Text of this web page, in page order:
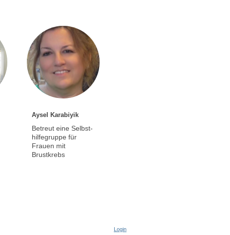
Aysel Karabiyik
Betreut eine Selbst-
hilfegruppe für
Frauen mit
Brustkrebs
Login